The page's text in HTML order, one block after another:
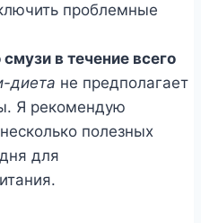
проблемные
в течение всего
диета не предполагает
Я рекомендую
полезных
для